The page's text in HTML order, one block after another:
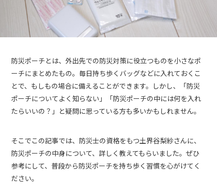
防災ポーチとは、外出先での防災対策に役立つものを小さなポ
ーチにまとめたもの。毎日持ち歩くバッグなどに入れておくこ
とで、もしもの場合に備えることができます。しかし、「防災
ポーチについてよく知らない」「防災ポーチの中には何を入れ
たらいいの？」と疑問に思っている方も多いかもしれません。
そこでこの記事では、防災士の資格をもつ土界谷梨紗さんに、
防災ポーチの中身について、詳しく教えてもらいました。ぜひ
参考にして、普段から防災ポーチを持ち歩く習慣を心がけてく
ださい。